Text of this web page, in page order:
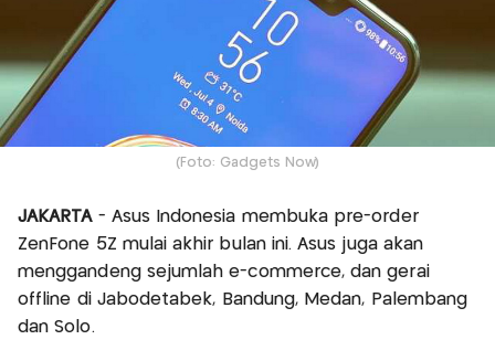
(Foto: Gadgets Now)
JAKARTA - Asus Indonesia membuka pre-order
ZenFone 5Z mulai akhir bulan ini. Asus juga akan
menggandeng sejumlah e-commerce, dan gerai
offline di Jabodetabek, Bandung, Medan, Palembang
dan Solo.